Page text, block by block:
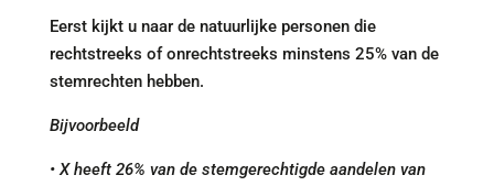
Eerst kijkt u naar de natuurlijke personen die
rechtstreeks of onrechtstreeks minstens 25% van de
stemrechten hebben.
Bijvoorbeeld
• X heeft 26% van de stemgerechtigde aandelen van